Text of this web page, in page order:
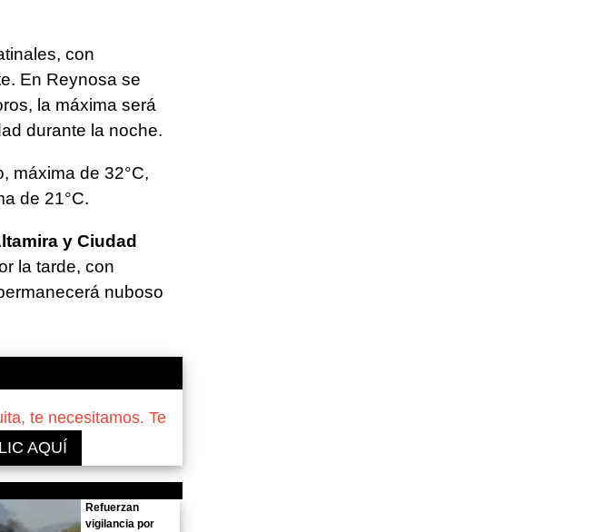
con
En Reynosa se
la máxima será
durante la noche.
máxima de 32°C,
de 21°C.
y Ciudad
la tarde, con
nuboso
te necesitamos. Te
AQUÍ
Refuerzan
vigilancia por